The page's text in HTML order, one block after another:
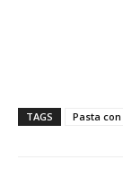
TAGS Pasta